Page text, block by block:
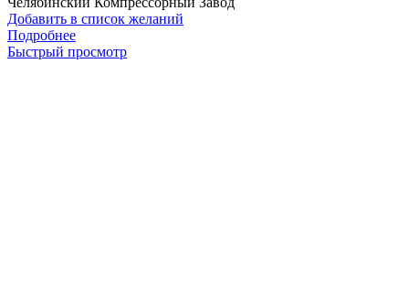
Добавить в список желаний
Подробнее
Быстрый просмотр